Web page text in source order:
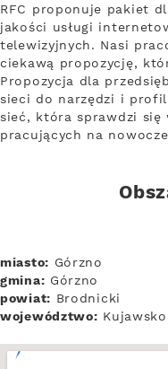
RFC proponuje pakiet
jakości usługi
telewizyjnych. Nasi
ciekawą propozycję,
Propozycja dla
sieci do narzędzi i
sieć, która sprawdzi się
pracujących na
miasto: Górzno
gmina: Górzno
powiat: Brodnicki
województwo: